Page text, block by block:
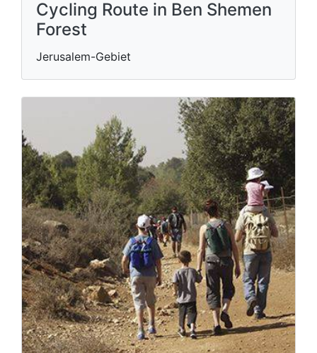
Cycling Route in Ben Shemen
Forest
Jerusalem-Gebiet